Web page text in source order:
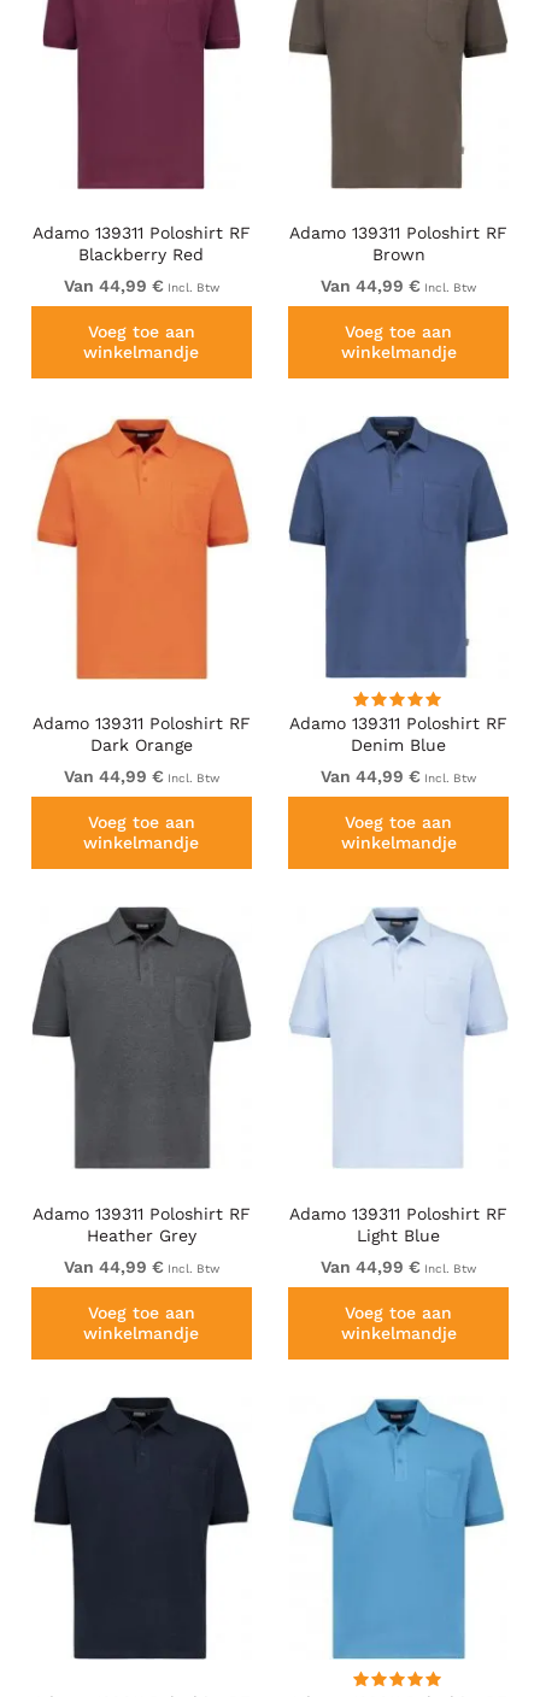
Adamo 139311 Poloshirt RF
Blackberry Red
Van 44,99 € Incl. Btw
Voeg toe aan
winkelmandje
Adamo 139311 Poloshirt RF
Brown
Van 44,99 € Incl. Btw
Voeg toe aan
winkelmandje
Adamo 139311 Poloshirt RF
Dark Orange
Van 44,99 € Incl. Btw
Voeg toe aan
winkelmandje
Adamo 139311 Poloshirt RF
Denim Blue
Van 44,99 € Incl. Btw
Voeg toe aan
winkelmandje
Adamo 139311 Poloshirt RF
Heather Grey
Van 44,99 € Incl. Btw
Voeg toe aan
winkelmandje
Adamo 139311 Poloshirt RF
Light Blue
Van 44,99 € Incl. Btw
Voeg toe aan
winkelmandje